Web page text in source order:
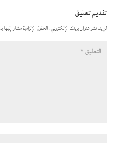
تقديم تعليق
لن يتم نشر عنوان بريدك الإلكتروني. الحقول الإلزامية مشار إليها بـ